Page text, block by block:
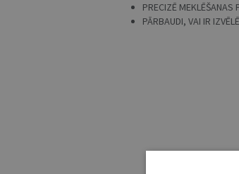
PRECIZĒ MEKLĒŠANAS
PĀRBAUDI, VAI IR